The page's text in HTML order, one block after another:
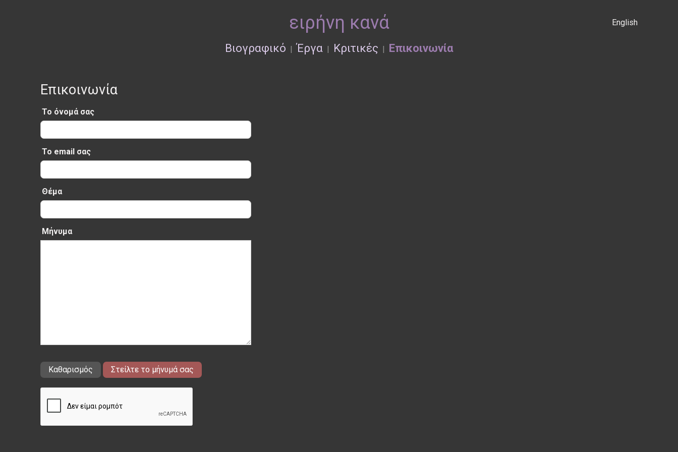
ειρήνη κανά English
Βιογραφικό | Έργα | Κριτικές | Επικοινωνία
Επικοινωνία
Το όνομά σας
Το email σας
Θέμα
Μήνυμα